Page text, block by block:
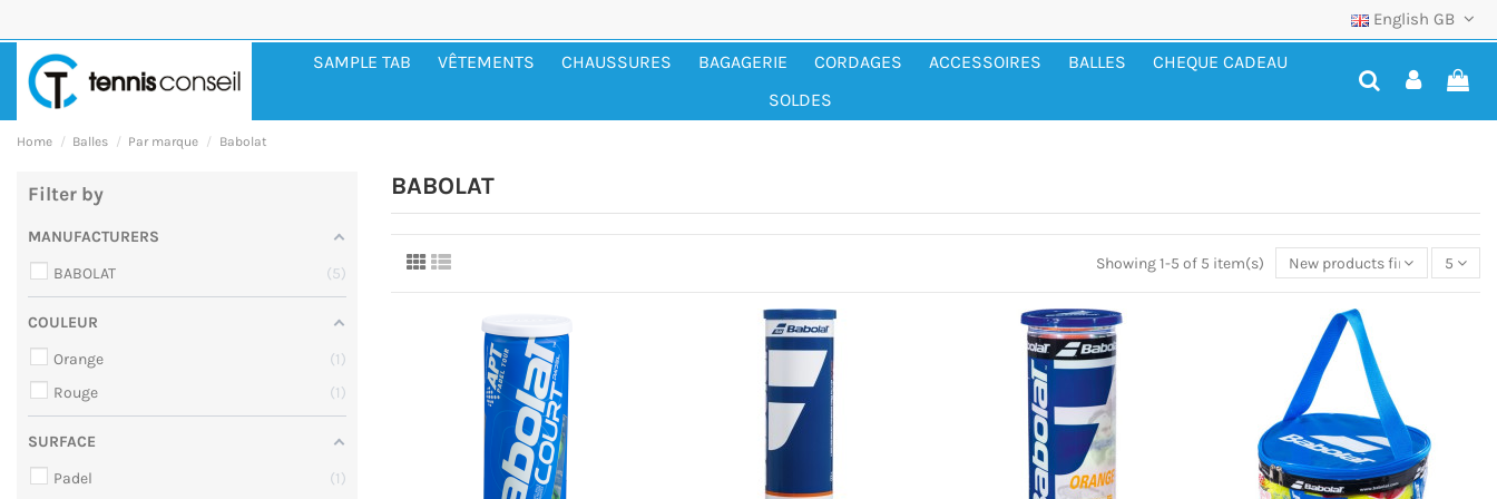
English GB
SAMPLE TAB VÊTEMENTS CHAUSSURES BAGAGERIE CORDAGES ACCESSOIRES BALLES
CHEQUE CADEAU
SOLDES
Home Balles Par marque Babolat
BABOLAT
Showing 1-5 of 5 item(s) New products first 5
Filter by
MANUFACTURERS
BABOLAT
5
COULEUR
Orange
1
Rouge
1
SURFACE
Padel
1